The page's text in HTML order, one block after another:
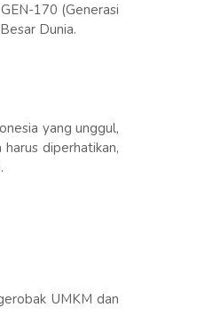
170 (Generasi
Dunia.
yang unggul,
diperhatikan,
UMKM dan